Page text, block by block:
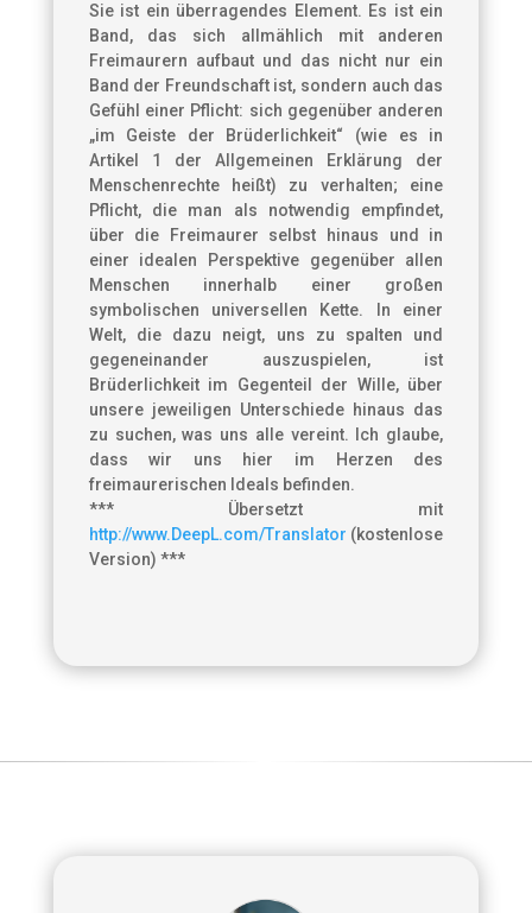
Sie ist ein überragendes Element. Es ist ein
Band, das sich allmählich mit anderen
Freimaurern aufbaut und das nicht nur ein
Band der Freundschaft ist, sondern auch das
Gefühl einer Pflicht: sich gegenüber anderen
„im Geiste der Brüderlichkeit“ (wie es in
Artikel 1 der Allgemeinen Erklärung der
Menschenrechte heißt) zu verhalten; eine
Pflicht, die man als notwendig empfindet,
über die Freimaurer selbst hinaus und in
einer idealen Perspektive gegenüber allen
Menschen innerhalb einer großen
symbolischen universellen Kette. In einer
Welt, die dazu neigt, uns zu spalten und
gegeneinander auszuspielen, ist
Brüderlichkeit im Gegenteil der Wille, über
unsere jeweiligen Unterschiede hinaus das
zu suchen, was uns alle vereint. Ich glaube,
dass wir uns hier im Herzen des
freimaurerischen Ideals befinden.
*** Übersetzt mit
http://www.DeepL.com/Translator (kostenlose
Version) ***